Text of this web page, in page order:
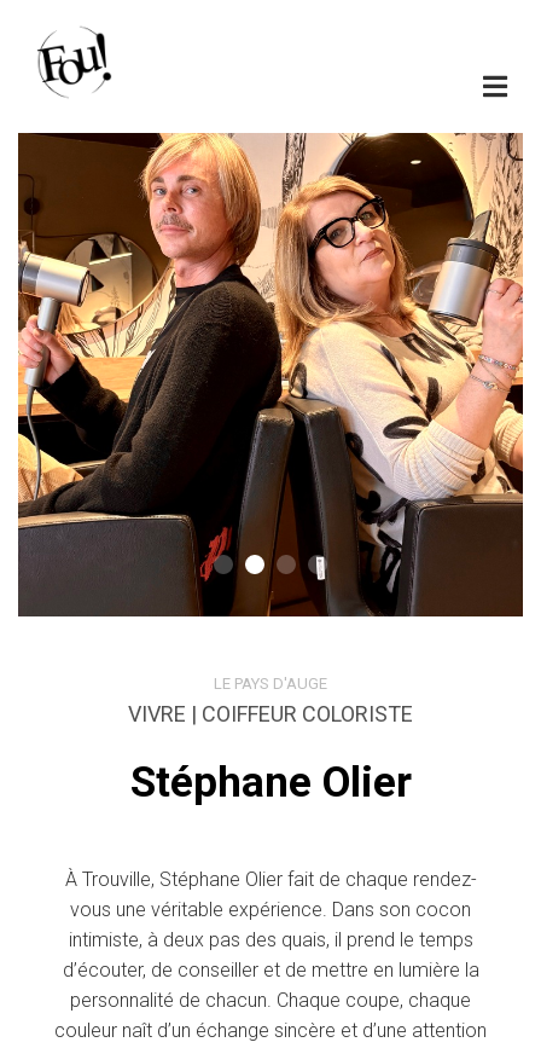
LE PAYS D'AUGE
VIVRE | COIFFEUR COLORISTE
Stéphane Olier
À Trouville, Stéphane Olier fait de chaque rendez-
vous une véritable expérience. Dans son cocon
intimiste, à deux pas des quais, il prend le temps
d’écouter, de conseiller et de mettre en lumière la
personnalité de chacun. Chaque coupe, chaque
couleur naît d’un échange sincère et d’une attention